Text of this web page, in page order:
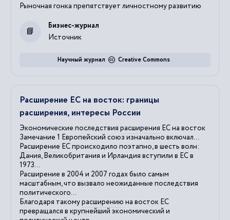
Рыночная гонка препятствует личностному развитию
Источник
Бизнес-журнал
Creative Commons
Научный журнал
Расширение ЕС на восток: границы
расширения, интересы России
Экономические последствия расширения ЕС на восток
Замечание 1 Европейский союз изначально включал...
Расширение ЕС происходило поэтапно, в шесть волн:
Дания, Великобритания и Ирландия вступили в ЕС в
1973...
Расширение в 2004 и 2007 годах было самым
масштабным, что вызвало неожиданные последствия
политического...
Благодаря такомурасширению на восток ЕС
превращался в крупнейший экономический и